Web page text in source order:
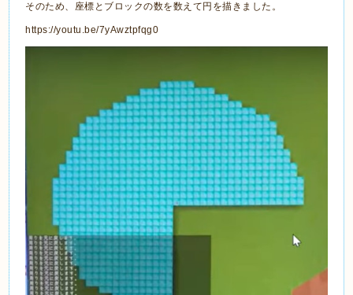
そのため、座標とブロックの数を数えて円を描きました。
https://youtu.be/7yAwztpfqg0